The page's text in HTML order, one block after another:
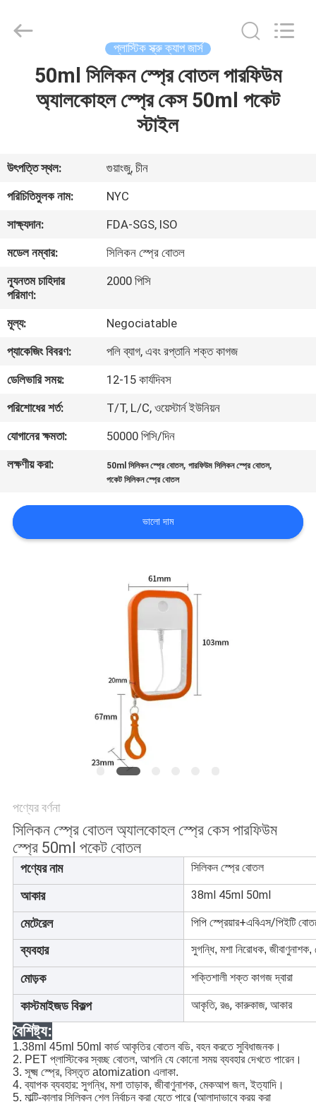
আমাদের
সম্পর্কে
কারখানা
ভ্রমণ
নিয়ন্ত্রণ
যোগাযোগ
করুন
খবর
সাইট
Co.,Ltd..
প্লাস্টিক স্ক্রু ক্যাপ জার্স
50ml সিলিকন স্প্রে বোতল পারফিউম
অ্যালকোহল স্প্রে কেস 50ml পকেট
স্টাইল
উৎপত্তি স্থল:
গুয়াংজু, চীন
পরিচিতিমুলক নাম:
NYC
সাক্ষ্যদান:
FDA-SGS, ISO
মডেল নম্বার:
সিলিকন স্প্রে বোতল
ন্যূনতম চাহিদার
পরিমাণ:
2000 পিসি
মূল্য:
Negociatable
প্যাকেজিং বিবরণ:
পলি ব্যাগ, এবং রপ্তানি শক্ত কাগজ
ডেলিভারি সময়:
12-15 কার্যদিবস
পরিশোধের শর্ত:
T/T, L/C, ওয়েস্টার্ন ইউনিয়ন
যোগানের ক্ষমতা:
50000 পিসি/দিন
লক্ষণীয় করা:
50ml সিলিকন স্প্রে বোতল,পারফিউম সিলিকন স্প্রে বোতল,
পকেট সিলিকন স্প্রে বোতল
ভালো দাম
পণ্যের বর্ণনা
সিলিকন স্প্রে বোতল অ্যালকোহল স্প্রে কেস পারফিউম
স্প্রে 50ml পকেট বোতল
পণ্যের নাম সিলিকন স্প্রে বোতল
আকার 38ml 45ml 50ml
মেটেরেল পিপি স্প্রেয়ার+এবিএস/পিইটি
ব্যবহার সুগন্ধি, মশা নিরোধক,
মোড়ক শক্তিশালী শক্ত কাগজ দ্বারা
কাস্টমাইজড বিকল্প আকৃতি, রঙ, কারুকাজ, আকার
বৈশিষ্ট্য:
1.38ml 45ml 50ml কার্ড আকৃতির বোতল বডি, বহন করতে সুবিধাজনক।
2. PET প্লাস্টিকের স্বচ্ছ বোতল, আপনি যে কোনো সময় ব্যবহার দেখতে পারেন।
3. সূক্ষ্ম স্প্রে, বিস্তৃত atomization এলাকা.
4. ব্যাপক ব্যবহার: সুগন্ধি, মশা তাড়াক, জীবাণুনাশক, মেকআপ জল, ইত্যাদি।
5. মাল্টি-কালার সিলিকন শেল নির্বাচন করা যেতে পারে (আলাদাভাবে ক্রয় করা